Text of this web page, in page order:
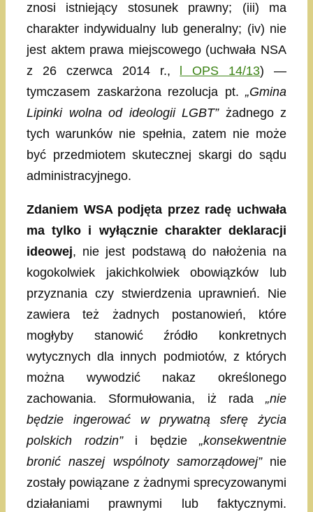
znosi istniejący stosunek prawny; (iii) ma
charakter indywidualny lub generalny; (iv) nie
jest aktem prawa miejscowego (uchwała NSA
z 26 czerwca 2014 r.,
l OPS 14/13) —
tymczasem zaskarżona rezolucja pt. „Gmina
Lipinki wolna od ideologii LGBT”żadnego z
tych warunków nie spełnia, zatem nie może
być przedmiotem skutecznej skargi do sądu
administracyjnego.
Zdaniem WSA podjęta przez radę uchwała
ma tylko i wyłącznie charakter deklaracji
ideowej, nie jest podstawą do nałożenia na
kogokolwiek jakichkolwiek obowiązków lub
przyznania czy stwierdzenia uprawnień. Nie
zawiera też żadnych postanowień, które
mogłyby stanowić źródło konkretnych
wytycznych dla innych podmiotów, z których
można wywodzić nakaz określonego
zachowania. Sformułowania, iż rada „nie
będzie ingerować w prywatną sferę życia
polskich rodzin”i będzie „konsekwentnie
bronić naszej wspólnoty samorządowej”nie
zostały powiązane z żadnymi sprecyzowanymi
działaniami prawnymi lub faktycznymi.